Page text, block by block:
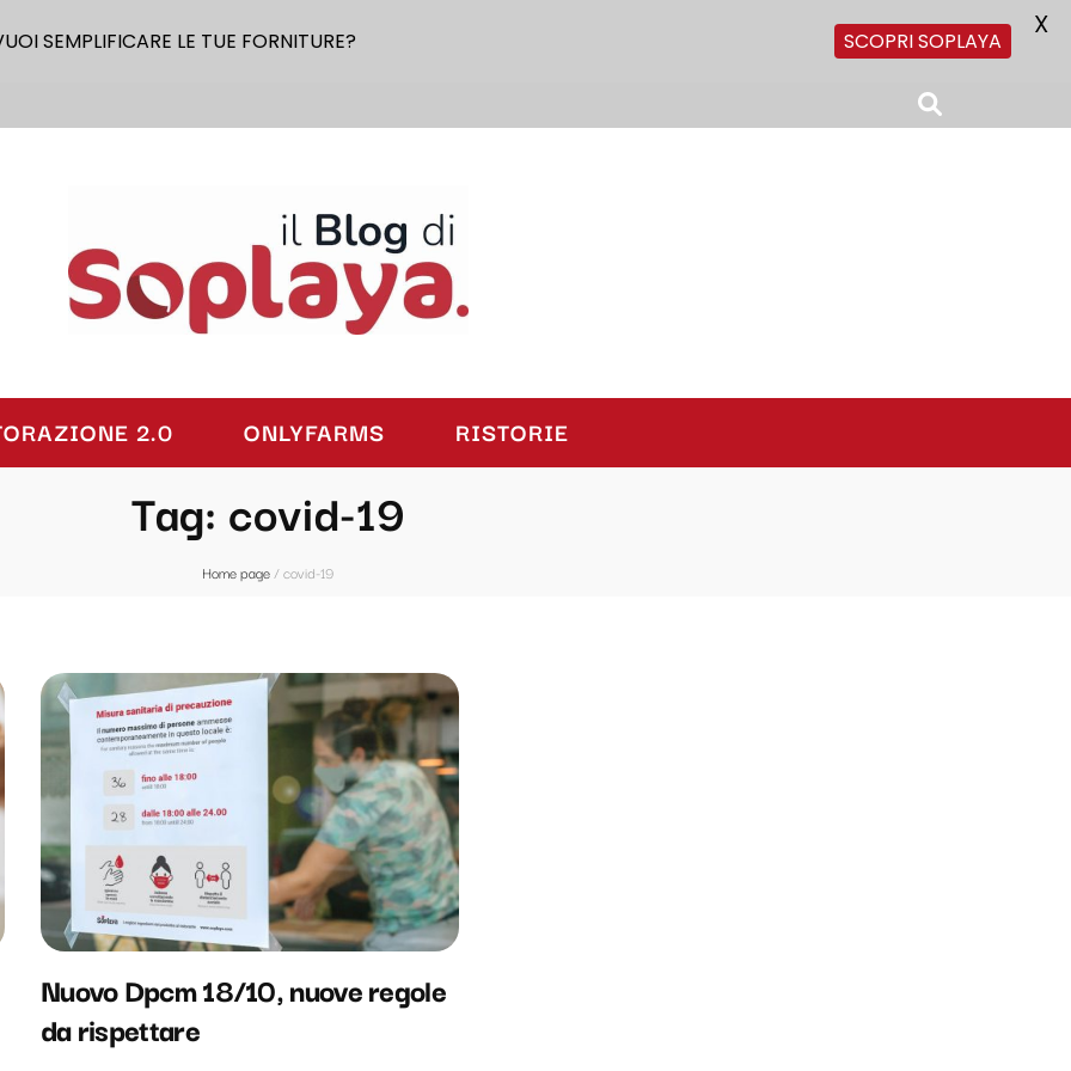
2.0 ONLYFARMS RISTORIE
Tag: covid-19
Home page/covid-19
Nuovo Dpcm 18/10, nuove regole
da rispettare
SEMPLIFICARE LE TUE FORNITURE? SCOPRI SOPLAYA
X